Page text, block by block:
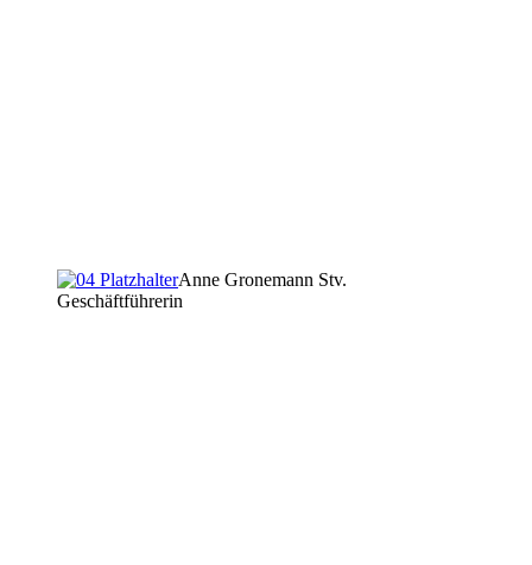
Anne Gronemann Stv.
Geschäftführerin